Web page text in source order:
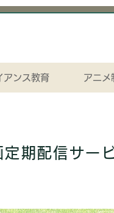
アンス教育 アニメ
期配信サー